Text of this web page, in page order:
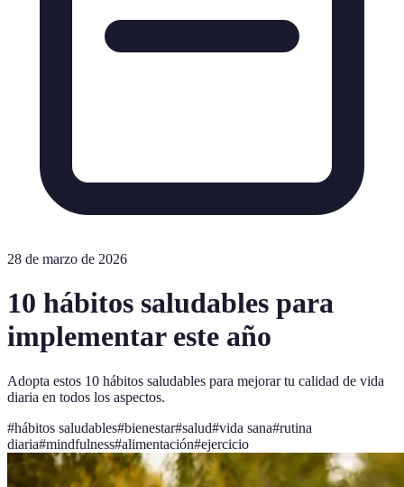
28 de marzo de 2026
10 hábitos saludables para
implementar este año
Adopta estos 10 hábitos saludables para mejorar tu calidad de vida
diaria en todos los aspectos.
#hábitos saludables#bienestar#salud#vida sana#rutina
diaria#mindfulness#alimentación#ejercicio